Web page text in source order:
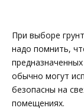
При выборе
надо помнить,
обычно могут
безопасны на
помещениях.